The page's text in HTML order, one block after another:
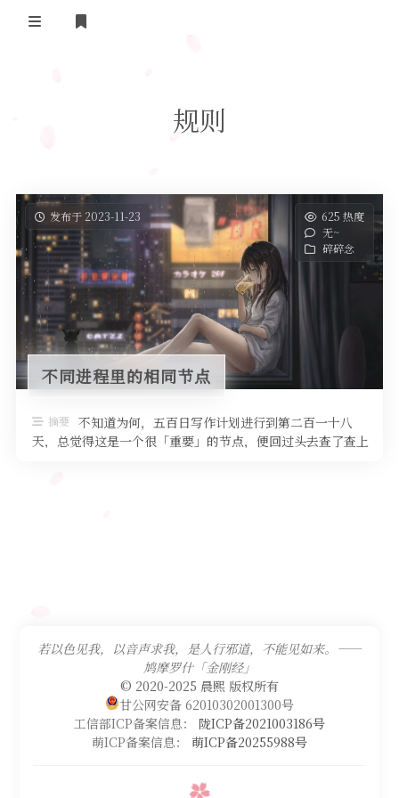
抖音去水印
摸鱼人日历
今日头条新闻
关于我们
隐私政策
友情链接
规则
发布于 2023-11-23
625 热度
无~
碎碎念
不同进程里的相同节点
摘要 不知道为何，五百日写作计划进行到第二百一十八
天，总觉得这是一个很「重要」的节点，便回过头去查了查上
若以色见我，以音声求我，是人行邪道，不能见如来。——
鸠摩罗什「金刚经」
© 2020-2025 晨熙 版权所有
甘公网安备 62010302001300号
工信部ICP备案信息： 陇ICP备2021003186号
萌ICP备案信息： 萌ICP备20255988号